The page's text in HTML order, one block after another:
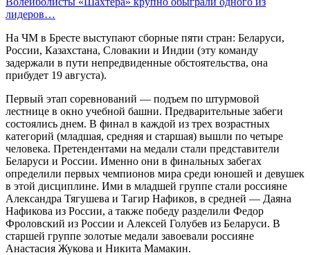
лидеров…
На ЧМ в Бресте выступают сборные пяти стран: Беларуси,
России, Казахстана, Словакии и Индии (эту команду
задержали в пути непредвиденные обстоятельства, она
прибудет 19 августа).
Первый этап соревнований — подъем по штурмовой
лестнице в окно учебной башни. Предварительные забеги
состоялись днем. В финал в каждой из трех возрастных
категорий (младшая, средняя и старшая) вышли по четыре
человека. Претендентами на медали стали представители
Беларуси и России. Именно они в финальных забегах
определили первых чемпионов мира среди юношей и девушек
в этой дисциплине. Ими в младшей группе стали россияне
Александра Тягушева и Тагир Нафиков, в средней — Даяна
Нафикова из России, а также победу разделили Федор
Фроловский из России и Алексей Голубев из Беларуси. В
старшей группе золотые медали завоевали россияне
Анастасия Жукова и Никита Мамакин.